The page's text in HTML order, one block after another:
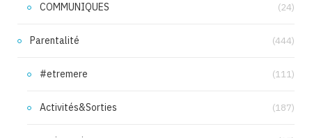
COMMUNIQUES (24)
Parentalité (444)
#etremere (111)
Activités&Sorties (187)